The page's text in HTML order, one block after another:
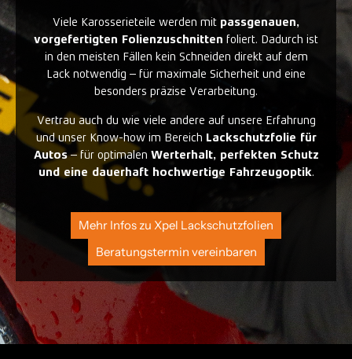
Viele Karosserieteile werden mit passgenauen,
vorgefertigten Folienzuschnitten foliert. Dadurch ist
in den meisten Fällen kein Schneiden direkt auf dem
Lack notwendig – für maximale Sicherheit und eine
besonders präzise Verarbeitung.
Vertrau auch du wie viele andere auf unsere Erfahrung
und unser Know-how im Bereich Lackschutzfolie für
Autos– für optimalen Werterhalt, perfekten Schutz
und eine dauerhaft hochwertige Fahrzeugoptik.
Mehr Infos zu Xpel Lackschutzfolien
Beratungstermin vereinbaren